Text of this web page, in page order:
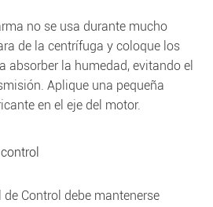
no se usa durante mucho
de la centrífuga y coloque los
absorber la humedad, evitando el
Aplique una pequeña
en el eje del motor.
Control debe mantenerse